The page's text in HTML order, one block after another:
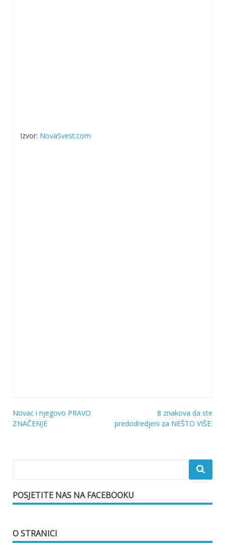
Izvor: NovaSvest.com
Navigacija
Novac i njegovo PRAVO
ZNAČENJE
8 znakova da ste
predodredjeni za NEŠTO VIŠE:
POSJETITE NAS NA FACEBOOKU
O STRANICI